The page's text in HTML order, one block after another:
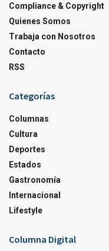
Compliance & Copyright
Quienes Somos
Trabaja con Nosotros
Contacto
RSS
Categorías
Columnas
Cultura
Deportes
Estados
Gastronomía
Internacional
Lifestyle
Columna Digital